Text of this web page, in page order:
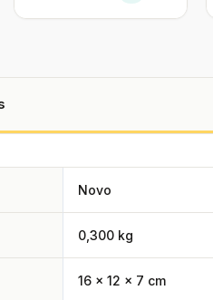
Novo
0,300 kg
16 × 12 × 7 cm